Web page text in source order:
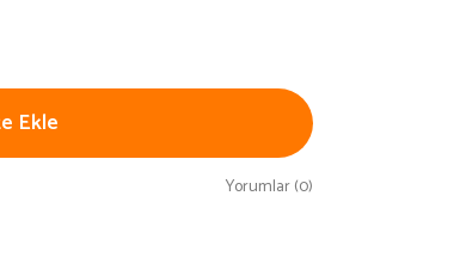
Yorumlar (0)
Ekle